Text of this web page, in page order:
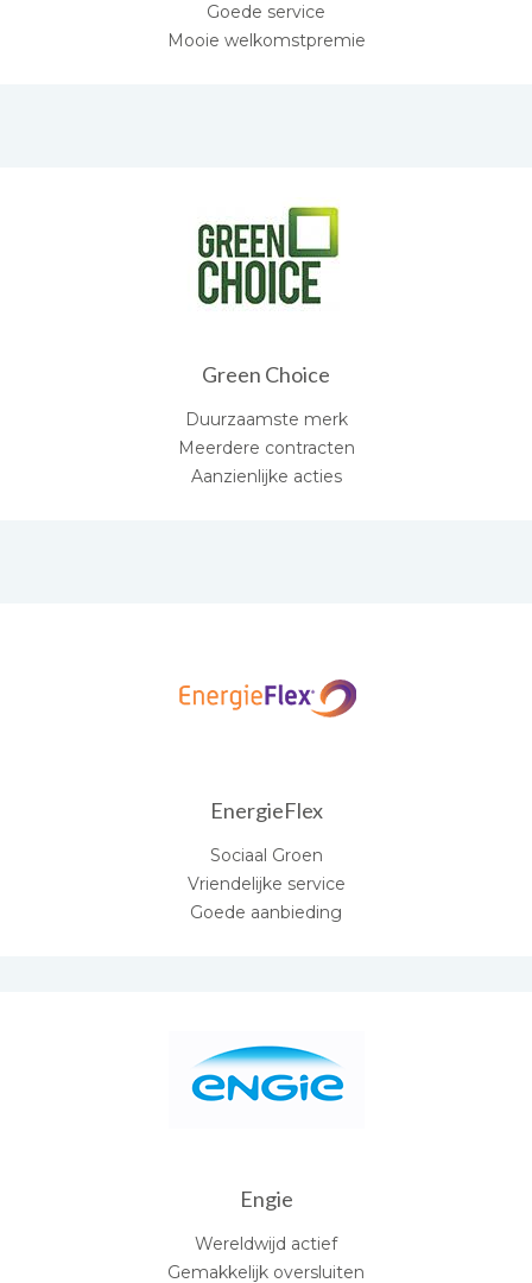
Goede service
Mooie welkomstpremie
Green Choice
Duurzaamste merk
Meerdere contracten
Aanzienlijke acties
EnergieFlex
Sociaal Groen
Vriendelijke service
Goede aanbieding
Engie
Wereldwijd actief
Gemakkelijk oversluiten